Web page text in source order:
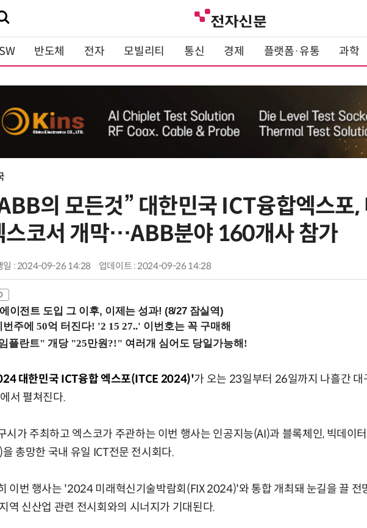
반도체 전자 모빌리티 통신 경제 플랫폼·유통 과학
의 모든것” 대한민국 ICT융합엑스포
스코서 개막…ABB분야 160개사 참가
일 : 2024-09-26 14:28 업데이트 : 2024-09-26 14:28
이전트 도입 그 이후, 이제는 성과! (8/27 잠실역)
대한민국 ICT융합 엑스포(ITCE 2024)'가 오는 23일부터 26일까지 나흘간
서 펼쳐진다.
시가 주최하고 엑스코가 주관하는 이번 행사는 인공지능(AI)과 블록체인, 빅데이
을 총망한 국내 유일 ICT전문 전시회다.
이번 행사는 '2024 미래혁신기술박람회(FIX 2024)'와 통합 개최돼 눈길을 끌 전
역 신산업 관련 전시회와의 시너지가 기대된다.